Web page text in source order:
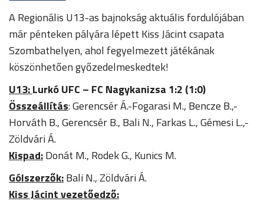
A Regionális U13-as bajnokság aktuális fordulójában
már pénteken pályára lépett Kiss Jácint csapata
Szombathelyen, ahol fegyelmezett játékának
köszönhetően győzedelmeskedtek!
U13:Lurkó UFC – FC Nagykanizsa 1:2 (1:0)
Összeállítás: Gerencsér Á.-Fogarasi M., Bencze B.,-
Horváth B., Gerencsér B., Bali N., Farkas L., Gémesi L.,-
Zöldvári Á.
Kispad:Donát M., Rodek G., Kunics M.
Gólszerzők:Bali N., Zöldvári Á.
Kiss Jácint vezetőedző: